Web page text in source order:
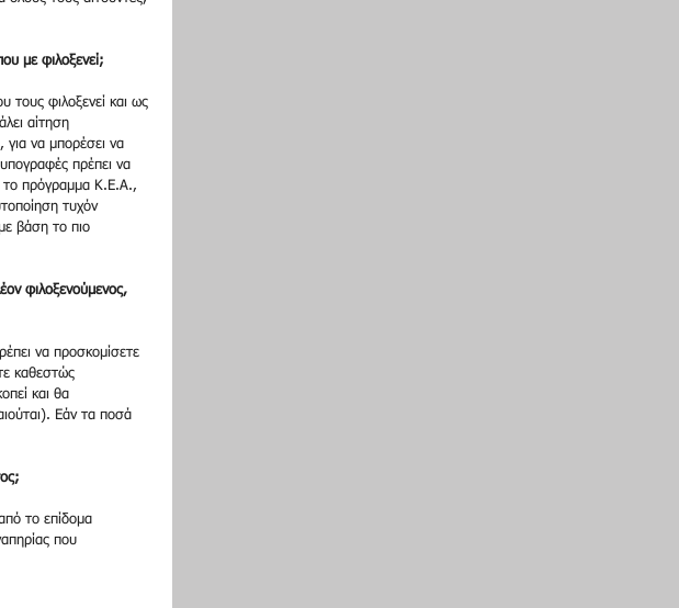
με φιλοξενεί;
τους φιλοξενεί και ως
αίτηση
για να μπορέσει να
πρέπει να
το πρόγραμμα Κ.Ε.Α.,
τυχόν
βάση το πιο
φιλοξενούμενος,
να προσκομίσετε
καθεστώς
και θα
Εάν τα ποσά
το επίδομα
που